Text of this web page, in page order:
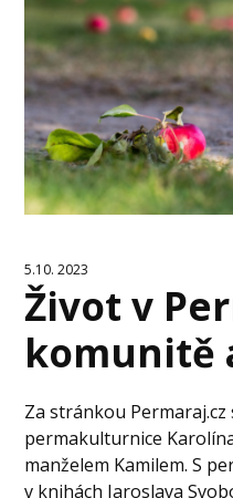
5.10. 2023
Život v
komunitě
Za stránkou Permaraj.cz
permakulturnice
manželem Kamilem. S
v knihách Jaroslava